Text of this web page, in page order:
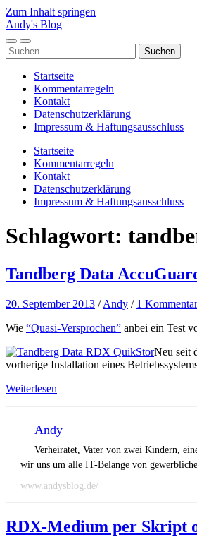
Zum Inhalt springen
Andy's Blog
Mobile-
Menü
Suchfeld
ein-/ausblenden
Suchen
nach:
Startseite
Kommentarregeln
Kontakt
Datenschutzerklärung
Impressum & Haftungsausschluss
Startseite
Kommentarregeln
Kontakt
Datenschutzerklärung
Impressum & Haftungsausschluss
Schlagwort:
Tandberg Data
20. September 2013 /Andy / 1 Kommentar
Wie “Quasi-Versprochen” anbei ein Test
Neu seit
vorherige Installation eines
Weiterlesen
Andy
Verheiratet, Vater von zwei Kindern,
wir uns um alle IT-Belange von
www.andysblog.de/
RDX-Medium per Skript